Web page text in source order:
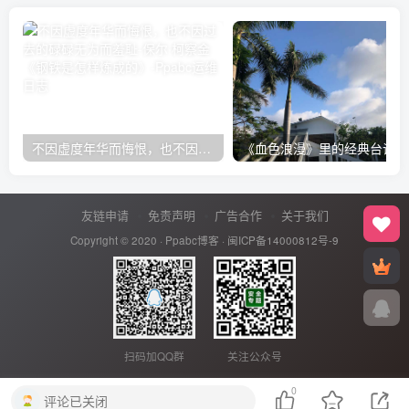
不因虚度年华而悔恨，也不因过去的碌碌无为而羞耻-保尔·柯察金 《钢铁是怎样炼成的》 《血色浪漫》里的经典台词
友链申请 免责声明 广告合作 关于我们
Copyright © 2020 · Ppabc博客 · 闽ICP备14000812号-9
扫码加QQ群 关注公众号
评论已关闭
0